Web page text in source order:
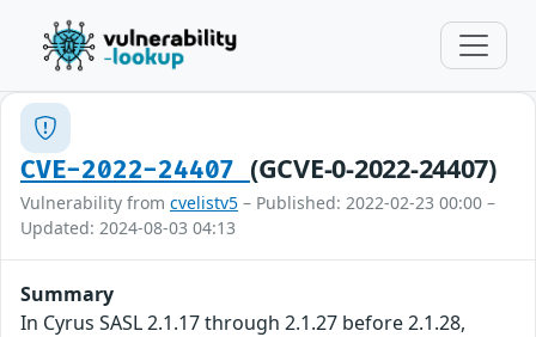
CVE-2022-24407 (GCVE-0-2022-24407)
Vulnerability from cvelistv5 – Published: 2022-02-23 00:00 –
Updated: 2024-08-03 04:13
Summary
In Cyrus SASL 2.1.17 through 2.1.27 before 2.1.28,